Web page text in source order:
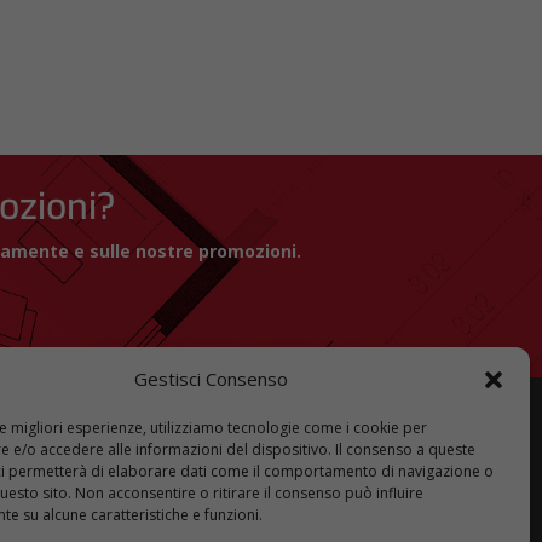
Gestisci Consenso
migliori esperienze, utilizziamo tecnologie come i cookie per
e/o accedere alle informazioni del dispositivo. Il consenso a queste
permetterà di elaborare dati come il comportamento di navigazione o
sito. Non acconsentire o ritirare il consenso può influire
su alcune caratteristiche e funzioni.
e sulle nostre promozioni.
PRODOTTI PARTNER